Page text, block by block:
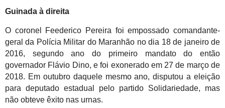
Guinada à direita
O coronel Feederico Pereira foi empossado comandante-
geral da Polícia Militar do Maranhão no dia 18 de janeiro de
2016, segundo ano do primeiro mandato do então
governador Flávio Dino, e foi exonerado em 27 de março de
2018. Em outubro daquele mesmo ano, disputou a eleição
para deputado estadual pelo partido Solidariedade, mas
não obteve êxito nas urnas.